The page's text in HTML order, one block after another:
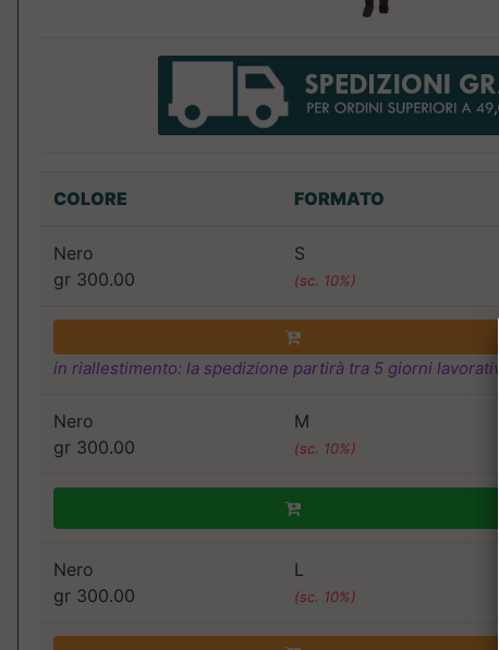
COLORE FORMATO
Nero
gr 300.00
S
(sc. 10%)
in riallestimento: la spedizione partirà tra 5 giorni lavorativi
Nero
gr 300.00
M
(sc. 10%)
Nero
gr 300.00
L
(sc. 10%)